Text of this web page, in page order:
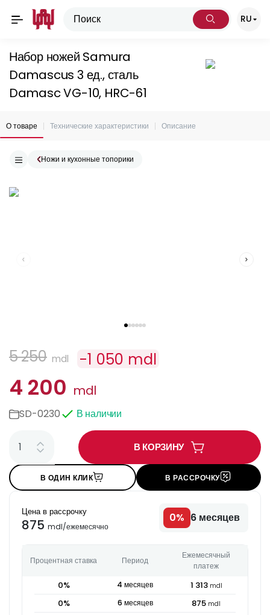
RU
Набор ножей Samura
Damascus 3 ед., сталь
Damasc VG-10, HRC-61
О товаре Технические характеристики Описание
Ножи и кухонные топорики
5 250 mdl -1 050 mdl
4 200 mdl
SD-0230 В наличии
В КОРЗИНУ
В ОДИН КЛИК В РАССРОЧКУ
Цена в рассрочку
875 mdl/ежемесячно
0% 6 месяцев
Процентная ставка Период
Ежемесячный
платеж
0% 4 месяцев 1 313 mdl
0% 6 месяцев 875 mdl